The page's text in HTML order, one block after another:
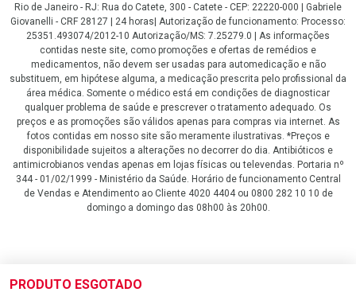
PRODUTO ESGOTADO
Rio de Janeiro - RJ: Rua do Catete, 300 - Catete - CEP: 22220-000 | Gabriele
Giovanelli - CRF 28127 | 24 horas| Autorização de funcionamento: Processo:
25351.493074/2012-10 Autorização/MS: 7.25279.0 | As informações
contidas neste site, como promoções e ofertas de remédios e
medicamentos, não devem ser usadas para automedicação e não
substituem, em hipótese alguma, a medicação prescrita pelo profissional da
área médica. Somente o médico está em condições de diagnosticar
qualquer problema de saúde e prescrever o tratamento adequado. Os
preços e as promoções são válidos apenas para compras via internet. As
fotos contidas em nosso site são meramente ilustrativas. *Preços e
disponibilidade sujeitos a alterações no decorrer do dia. Antibióticos e
antimicrobianos vendas apenas em lojas físicas ou televendas. Portaria nº
344 - 01/02/1999 - Ministério da Saúde. Horário de funcionamento Central
de Vendas e Atendimento ao Cliente 4020 4404 ou 0800 282 10 10 de
domingo a domingo das 08h00 às 20h00.